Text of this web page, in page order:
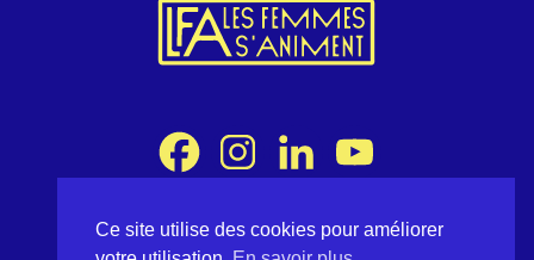
Association Les Femmes s'Animent
Ce site utilise des cookies pour améliorer